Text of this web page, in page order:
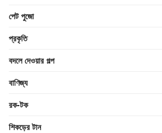
পেট পুজো
প্রকৃতি
বদলে দেওয়ার গল্প
বাণিজ্য
রক-টক
শিকড়ের টান